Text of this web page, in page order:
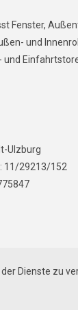
Fenster,
und
und
Ulzburg
11/29213/152
Dienste zu